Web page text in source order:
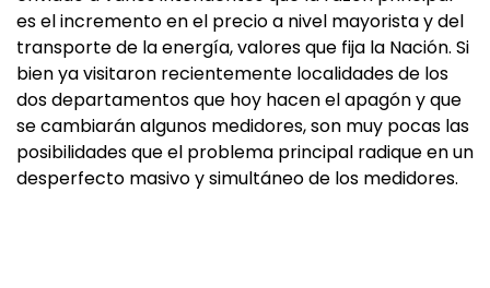
es el incremento en el precio a nivel mayorista y del
transporte de la energía, valores que fija la Nación. Si
bien ya visitaron recientemente localidades de los
dos departamentos que hoy hacen el apagón y que
se cambiarán algunos medidores, son muy pocas las
posibilidades que el problema principal radique en un
desperfecto masivo y simultáneo de los medidores.